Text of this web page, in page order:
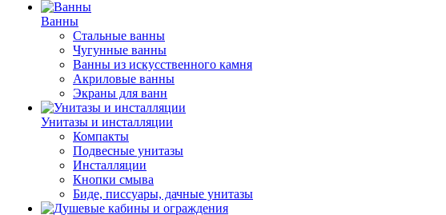
Ванны
Стальные ванны
Чугунные ванны
Ванны из искусственного камня
Акриловые ванны
Экраны для ванн
Унитазы и инсталляции
Компакты
Подвесные унитазы
Инсталляции
Кнопки смыва
Биде, писсуары, дачные унитазы